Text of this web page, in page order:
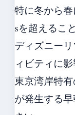
特に冬から
sを超えるこ
ディズニー
ィビティに影
東京湾岸特有
が発生する